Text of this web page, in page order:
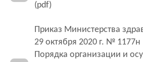
(pdf)
Приказ Министерства
29 октября 2020 г. №
Порядка организации и